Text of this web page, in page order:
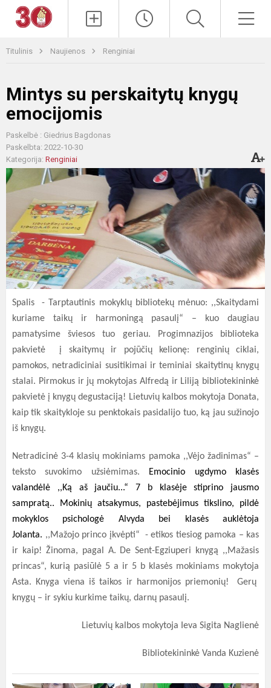
Titulinis Naujienos Renginiai
Mintys su perskaitytų knygų
emocijomis
Paskelbė : Giedrius Bagdonas
Paskelbta: 2022-10-30
Kategorija: Renginiai
Spalis - Tarptautinis mokyklų bibliotekų mėnuo: ,,Skaitydami
kuriame taikų ir harmoningą pasaulį“ – kuo daugiau
pamatysime šviesos tuo geriau.
Progimnazijos biblioteka
pakvietė į skaitymų ir pojūčių kelionę: renginių ciklai,
pamokos, netradiciniai susitikimai ir teminiai skaitytinų knygų
stalai. Pirmokus ir jų mokytojas Alfredą ir Liliją bibliotekininkė
pakvietė į knygų degustaciją! Lietuvių kalbos mokytoja Donata,
kaip tik skaitykloje su penktokais pasidalijo tuo, ką jau sužinojo
iš knygų.
Netradicinė 3-4 klasių mokiniams pamoka ,,Vėjo žadinimas“ –
teksto suvokimo užsiėmimas.
Emocinio ugdymo klasės
valandėlė ,,Ką aš jaučiu...“ 7 b klasėje stiprino jausmo
sampratą.. Mokinių atsakymus, pastebėjimus tikslino, pildė
mokyklos psichologė Alvyda bei klasės auklėtoja
Jolanta. ,,Mažojo princo įkvėpti“ - etikos tiesiog pamoka – kas
ir kaip! Žinoma, pagal A. De Sent-Egziuperi knygą ,,Mažasis
princas“, kurią pasiūlė 5 a ir 5 b klasės mokiniams mokytoja
Asta.
Knyga viena iš taikos ir harmonijos priemonių! Gerų
knygų – ir sykiu kurkime taikų, darnų pasaulį.
Lietuvių kalbos mokytoja Ieva Sigita Naglienė
Bibliotekininkė Vanda Kuzienė